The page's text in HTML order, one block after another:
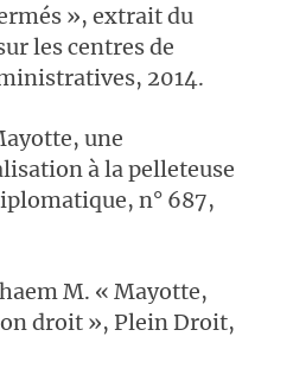
», extrait du
les centres de
2014.
une
à la pelleteuse
n° 687,
M. « Mayotte,
droit », Plein Droit,